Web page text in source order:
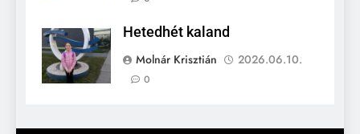
Hetedhét kaland
Molnár Krisztián
2026.06.10.
0